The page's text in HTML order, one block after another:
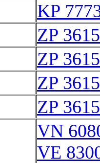
KP
ZP 3615
ZP 3615
ZP 3615
ZP 3615
VN
VE